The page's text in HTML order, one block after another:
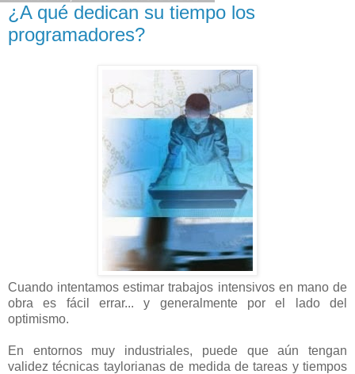
¿A qué dedican su tiempo los
programadores?
Cuando intentamos estimar trabajos intensivos en mano de
obra es fácil errar... y generalmente por el lado del
optimismo.
En entornos muy industriales, puede que aún tengan
validez técnicas taylorianas de medida de tareas y tiempos